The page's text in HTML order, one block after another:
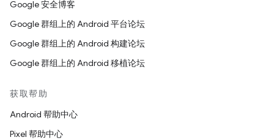
Google 安全博客
Google 群组上的 Android 平台论坛
Google 群组上的 Android 构建论坛
Google 群组上的 Android 移植论坛
获取帮助
Android 帮助中心
Pixel 帮助中心